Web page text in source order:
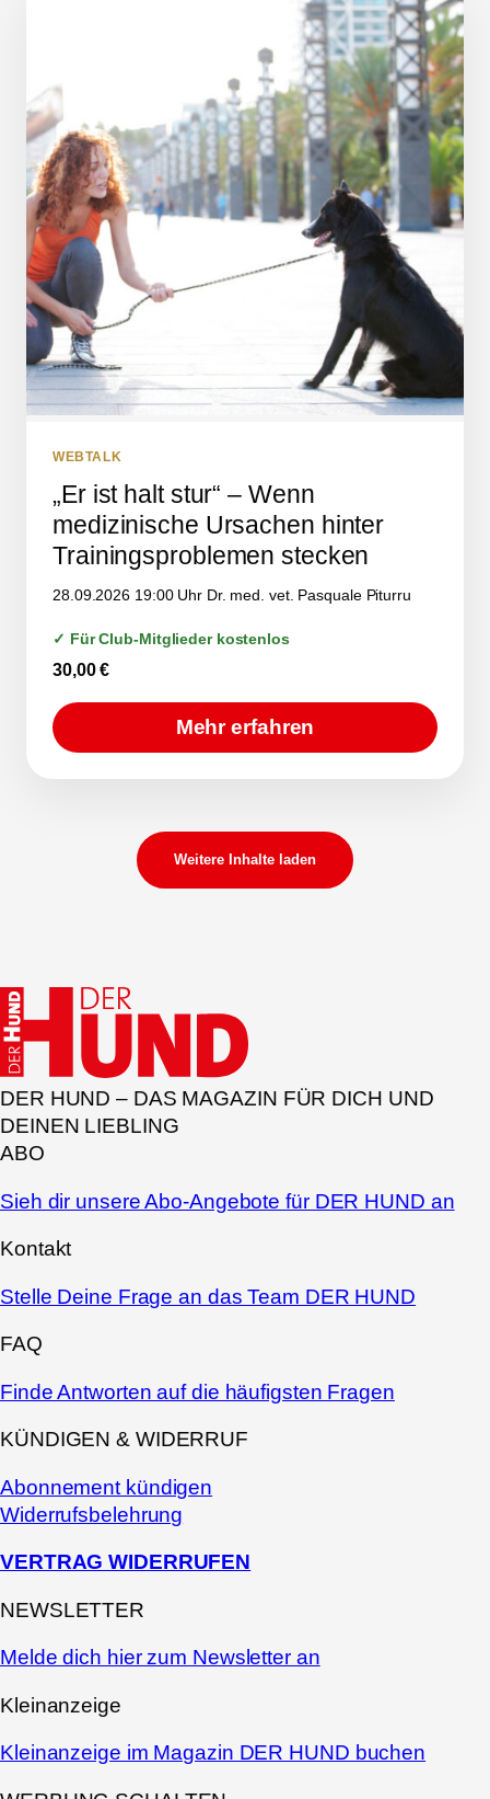
WEBTALK
„Er ist halt stur“ – Wenn
medizinische Ursachen hinter
Trainingsproblemen stecken
28.09.2026 19:00 Uhr Dr. med. vet. Pasquale Piturru
✓ Für Club-Mitglieder kostenlos
30,00€
Mehr erfahren
Weitere Inhalte laden
DER HUND – DAS MAGAZIN FÜR DICH UND
DEINEN LIEBLING
ABO
Sieh dir unsere Abo-Angebote für DER HUND an
Kontakt
Stelle Deine Frage an das Team DER HUND
FAQ
Finde Antworten auf die häufigsten Fragen
KÜNDIGEN & WIDERRUF
Abonnement kündigen
Widerrufsbelehrung
VERTRAG WIDERRUFEN
NEWSLETTER
Melde dich hier zum Newsletter an
Kleinanzeige
Kleinanzeige im Magazin DER HUND buchen